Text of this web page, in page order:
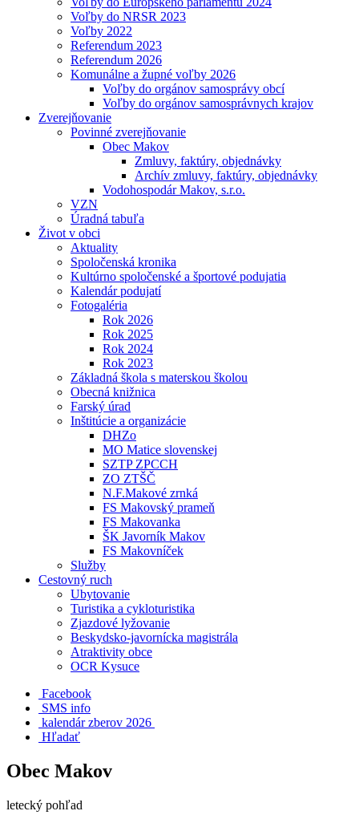
Voľby do NRSR 2023
Voľby 2022
Referendum 2023
Referendum 2026
Komunálne a župné voľby 2026
Voľby do orgánov samosprávy obcí
Voľby do orgánov samosprávnych krajov
Zverejňovanie
Povinné zverejňovanie
Obec Makov
Zmluvy, faktúry, objednávky
Archív zmluvy, faktúry, objednávky
Vodohospodár Makov, s.r.o.
VZN
Úradná tabuľa
Život v obci
Aktuality
Spoločenská kronika
Kultúrno spoločenské a športové podujatia
Kalendár podujatí
Fotogaléria
Rok 2026
Rok 2025
Rok 2024
Rok 2023
Základná škola s materskou školou
Obecná knižnica
Farský úrad
Inštitúcie a organizácie
DHZo
MO Matice slovenskej
SZTP ZPCCH
ZO ZTŠČ
N.F.Makové zrnká
FS Makovský prameň
FS Makovanka
ŠK Javorník Makov
FS Makovníček
Služby
Cestovný ruch
Ubytovanie
Turistika a cykloturistika
Zjazdové lyžovanie
Beskydsko-javornícka magistrála
Atraktivity obce
OCR Kysuce
Facebook
SMS info
​ kalendár zberov 2026
Hľadať
Obec Makov
letecký pohľad